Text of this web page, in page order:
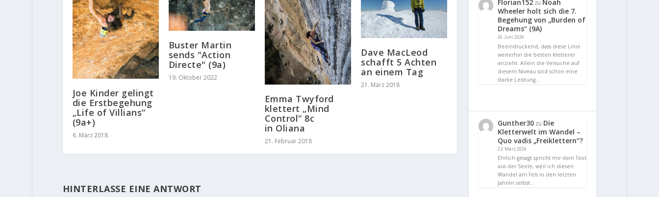
Joe Kinder gelingt
die Erstbegehung
„Life of Villians“
(9a+)
6. März 2018
Buster Martin
sends "Action
Directe" (9a)
19. Oktober 2022
Emma Twyford
klettert „Mind
Control“ 8c
in Oliana
21. Februar 2018
Dave MacLeod
schafft 5 Achten
an einem Tag
21. März 2018
HINTERLASSE EINE ANTWORT
Florian152 zu Noah
Wheeler holt sich die 7.
Begehung von „Burden of
Dreams“ (9A)
26. Juni 2026
Beeindruckend, dass diese Linie
weiterhin die besten Kletterer
anzieht. Allein die Versuche auf
diesem Niveau sind schon eine
starke Leistung.…
Gunther30 zu Die
Kletterwelt im Wandel –
Quo vadis „Freiklettern“?
23. März 2026
Ehrlich gesagt spricht mir dein Text
aus der Seele, weil ich diesen
Wandel am Fels in den letzten
Jahren selbst…